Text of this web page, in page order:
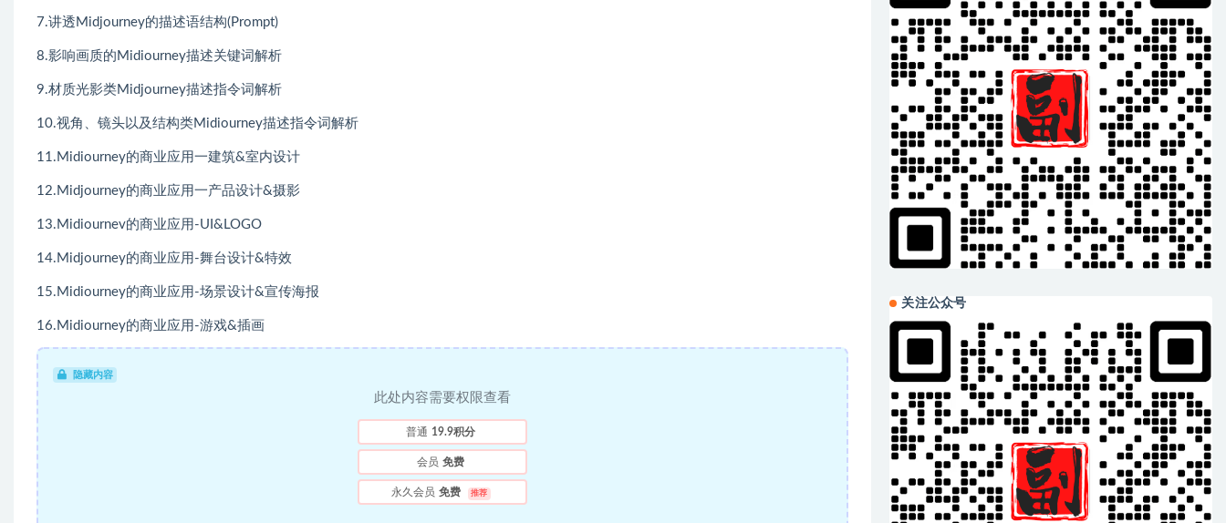
7.讲透Midjourney的描述语结构(Prompt)
8.影响画质的Midiourney描述关键词解析
9.材质光影类Midjourney描述指令词解析
10.视角、镜头以及结构类Midiourney描述指令词解析
11.Midiourney的商业应用一建筑&室内设计
12.Midjourney的商业应用一产品设计&摄影
13.Midiournev的商业应用-UI&LOGO
14.Midjourney的商业应用-舞台设计&特效
15.Midiourney的商业应用-场景设计&宣传海报
16.Midiourney的商业应用-游戏&插画
隐藏内容
此处内容需要权限查看
普通 19.9积分
会员 免费
永久会员 免费 推荐
关注公众号